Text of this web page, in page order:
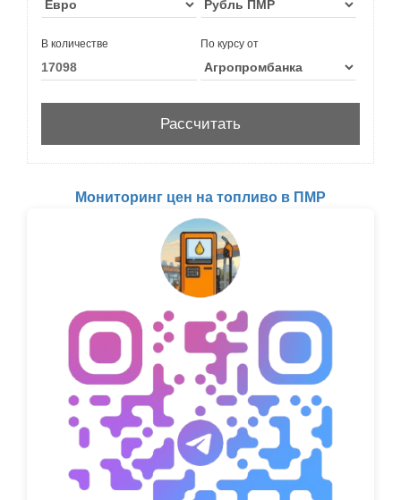
В количестве По курсу от
Мониторинг цен на топливо в ПМР